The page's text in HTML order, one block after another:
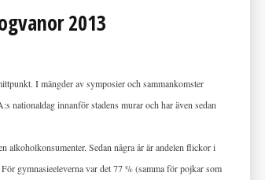
2013
I mängder av symposier och sammankomster
nationaldag innanför stadens murar och har även sedan
alkoholkonsumenter. Sedan några år är andelen flickor i
gymnasieeleverna var det 77 % (samma för pojkar som